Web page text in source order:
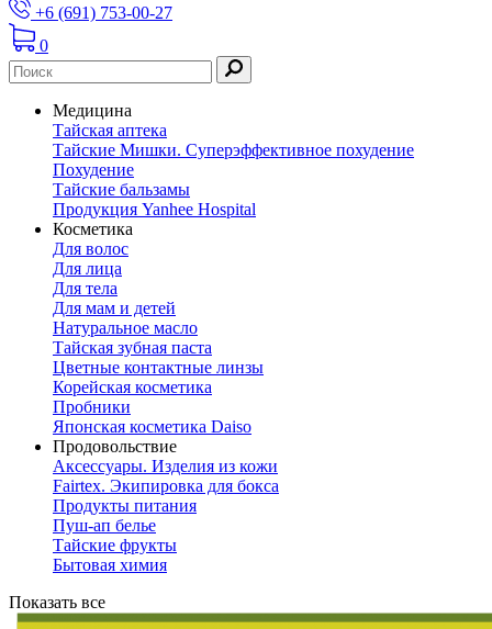
+6 (691) 753-00-27
0
Медицина
Тайская аптека
Тайские Мишки. Суперэффективное похудение
Похудение
Тайские бальзамы
Продукция Yanhee Hospital
Косметика
Для волос
Для лица
Для тела
Для мам и детей
Натуральное масло
Тайская зубная паста
Цветные контактные линзы
Корейская косметика
Пробники
Японская косметика Daiso
Продовольствие
Аксессуары. Изделия из кожи
Fairtex. Экипировка для бокса
Продукты питания
Пуш-ап белье
Тайские фрукты
Бытовая химия
Показать все